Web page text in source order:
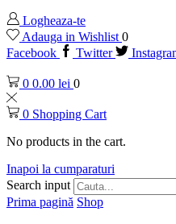
Logheaza-te
Adauga in Wishlist 0
Facebook
Twitter
0 0.00 lei 0
0 Shopping Cart
No products in the cart.
Inapoi la cumparaturi
Search input
Prima pagină Shop